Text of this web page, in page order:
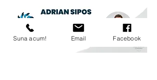
Suna acum! Email Facebook